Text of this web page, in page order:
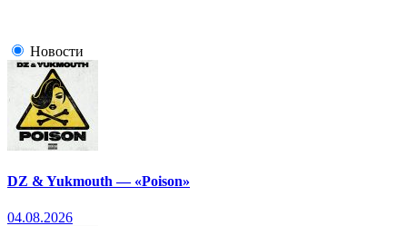
Новости
DZ & Yukmouth — «Poison»
04.08.2026